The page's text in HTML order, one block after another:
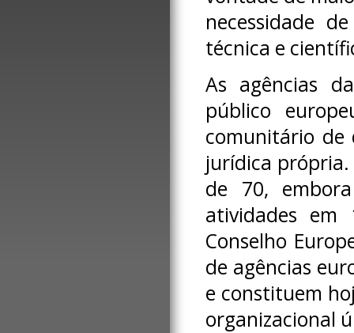
necessidade
técnica e
As agências
público
comunitário de
jurídica própria.
de 70,
atividades em
Conselho
de agências
e constituem
organizacional